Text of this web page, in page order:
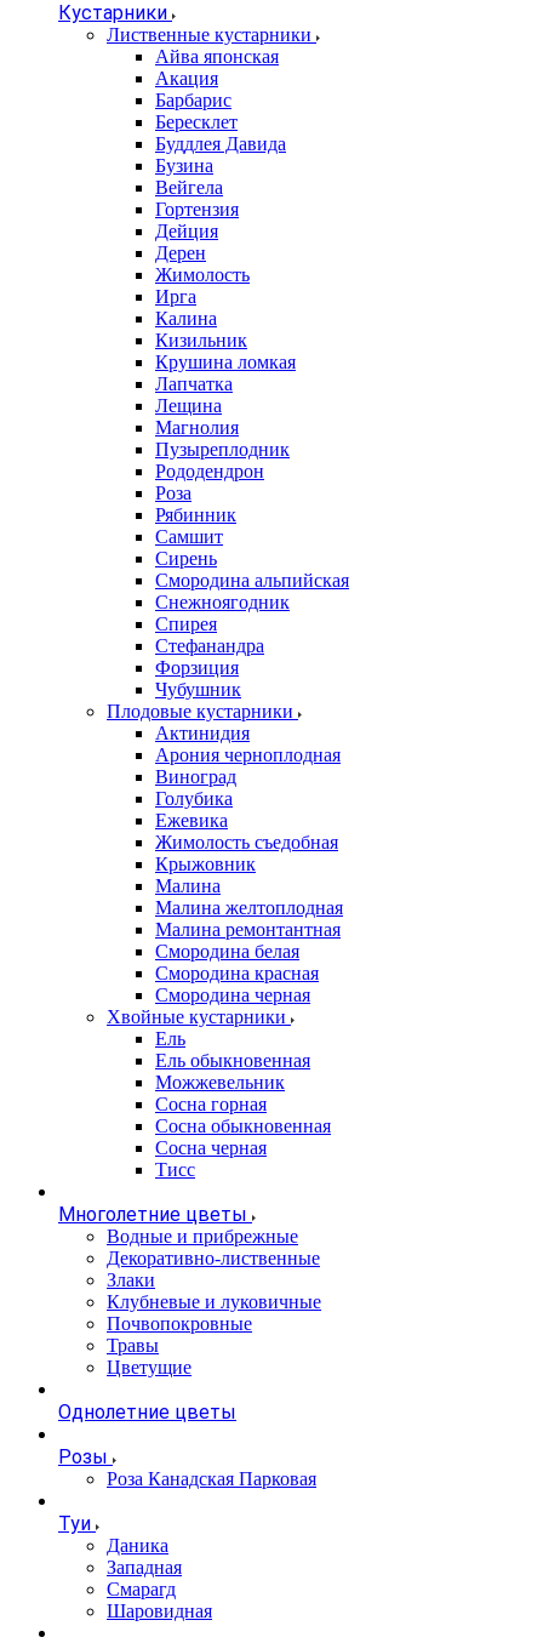
Кустарники
Лиственные кустарники
Айва японская
Акация
Барбарис
Бересклет
Буддлея Давида
Бузина
Вейгела
Гортензия
Дейция
Дерен
Жимолость
Ирга
Калина
Кизильник
Крушина ломкая
Лапчатка
Лещина
Магнолия
Пузыреплодник
Рододендрон
Роза
Рябинник
Самшит
Сирень
Смородина альпийская
Снежноягодник
Спирея
Стефанандра
Форзиция
Чубушник
Плодовые кустарники
Актинидия
Арония черноплодная
Виноград
Голубика
Ежевика
Жимолость съедобная
Крыжовник
Малина
Малина желтоплодная
Малина ремонтантная
Смородина белая
Смородина красная
Смородина черная
Хвойные кустарники
Ель
Ель обыкновенная
Можжевельник
Сосна горная
Сосна обыкновенная
Сосна черная
Тисс
Многолетние цветы
Водные и прибрежные
Декоративно-лиственные
Злаки
Клубневые и луковичные
Почвопокровные
Травы
Цветущие
Однолетние цветы
Розы
Роза Канадская Парковая
Туи
Даника
Западная
Смарагд
Шаровидная